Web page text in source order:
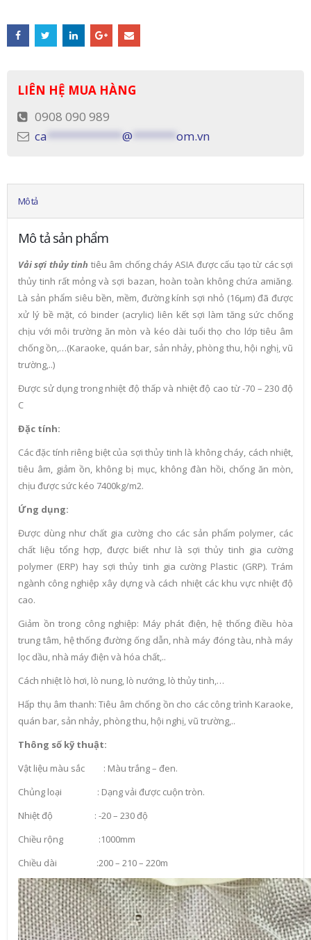
LIÊN HỆ MUA HÀNG
0908 090 989
ca
@ om.vn
Mô tả
Mô tả sản phẩm
Vải sợi thủy tinh tiêu âm chống cháy ASIA được cấu tạo từ các sợi
thủy tinh rất mỏng và sợi bazan, hoàn toàn không chứa amiăng.
Là sản phẩm siêu bền, mềm, đường kính sợi nhỏ (16µm) đã được
xử lý bề mặt, có binder (acrylic) liên kết sợi làm tăng sức chống
chịu với môi trường ăn mòn và kéo dài tuổi thọ cho lớp tiêu âm
chống ồn,…(Karaoke, quán bar, sản nhảy, phòng thu, hội nghị, vũ
trường,..)
Được sử dụng trong nhiệt độ thấp và nhiệt độ cao từ -70 – 230 độ
C
Đặc tính:
Các đặc tính riêng biệt của sợi thủy tinh là không cháy, cách nhiệt,
tiêu âm, giảm ồn, không bị mục, không đàn hồi, chống ăn mòn,
chịu được sức kéo 7400kg/m2.
Ứng dụng:
Được dùng như chất gia cường cho các sản phẩm polymer, các
chất liệu tổng hợp, được biết như là sợi thủy tinh gia cường
polymer (ERP) hay sợi thủy tinh gia cường Plastic (GRP). Trám
ngành công nghiệp xây dựng và cách nhiệt các khu vực nhiệt độ
cao.
Giảm ồn trong công nghiệp: Máy phát điện, hệ thống điều hòa
trung tâm, hệ thống đường ống dẫn, nhà máy đóng tàu, nhà máy
lọc dầu, nhà máy điện và hóa chất,..
Cách nhiệt lò hơi, lò nung, lò nướng, lò thủy tinh,…
Hấp thụ âm thanh: Tiêu âm chống ồn cho các công trình Karaoke,
quán bar, sản nhảy, phòng thu, hội nghị, vũ trường,..
Thông số kỹ thuật:
Vật liệu màu sắc : Màu trắng – đen.
Chủng loại : Dạng vải được cuộn tròn.
Nhiệt độ : -20 – 230 độ
Chiều rộng :1000mm
Chiều dài :200 – 210 – 220m